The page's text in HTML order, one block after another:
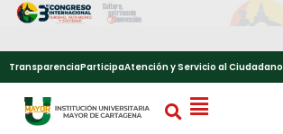
TransparenciaParticipaAtención y Servicio al Ciudadano